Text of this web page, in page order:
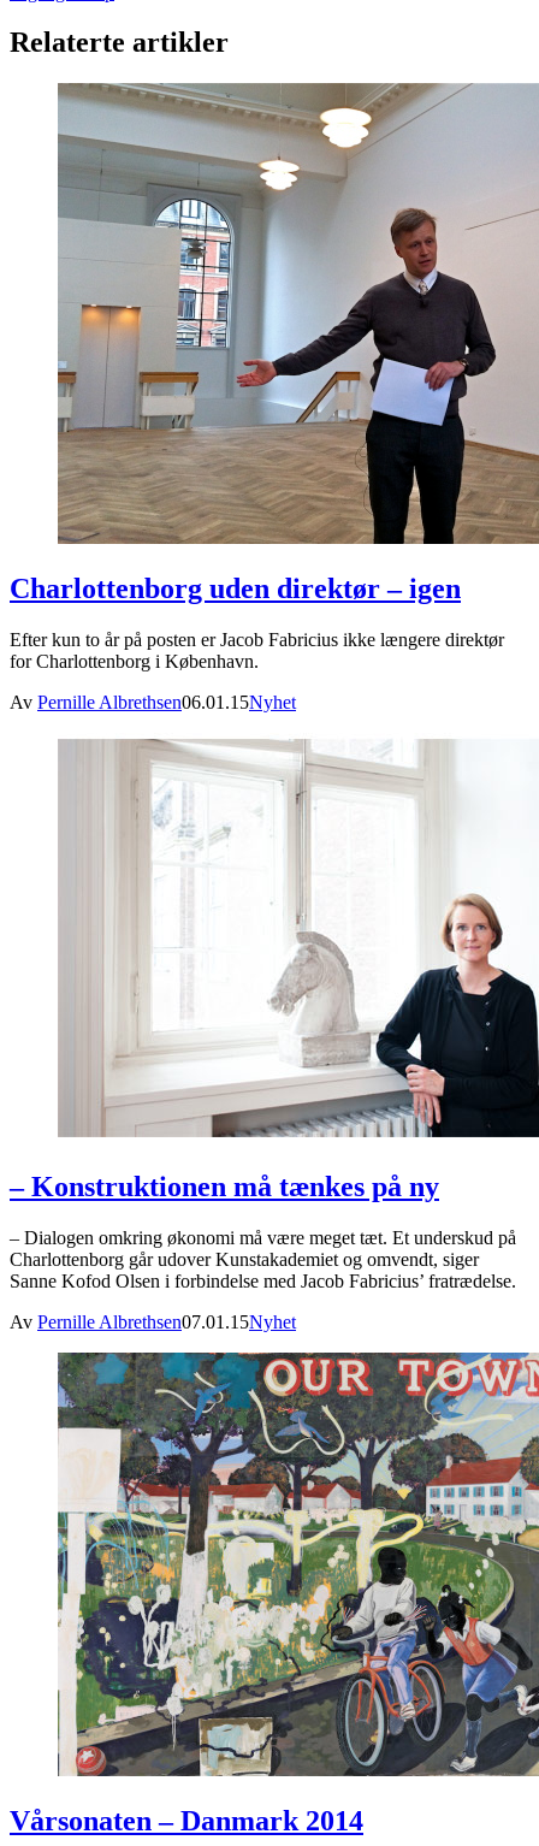
Relaterte artikler
Charlottenborg uden direktør – igen
Efter kun to år på posten er Jacob Fabricius ikke længere direktør
for Charlottenborg i København.
Av Pernille Albrethsen06.01.15Nyhet
– Konstruktionen må tænkes på ny
– Dialogen omkring økonomi må være meget tæt. Et underskud på
Charlottenborg går udover Kunstakademiet og omvendt, siger
Sanne Kofod Olsen i forbindelse med Jacob Fabricius’ fratrædelse.
Av Pernille Albrethsen07.01.15Nyhet
Vårsonaten – Danmark 2014